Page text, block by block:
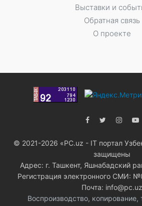
Выставки и
Обратная связь
О проекте
© 2021-2026 «PC.uz - IT портал
защищены
Адрес: г. Ташкент, Яшнабадский
Регистрация электронного СМИ:
Почта: info@pc.uz
Воспроизводство,